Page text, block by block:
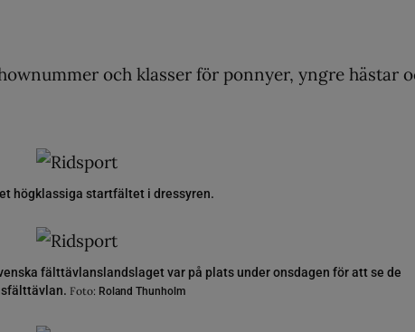
och klasser för ponnyer, yngre hästar
högklassiga startfältet i dressyren.
fälttävlanslandslaget var på plats under onsdagen för att se de
Foto: Roland Thunholm